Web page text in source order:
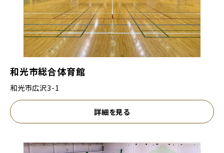
和光市総合体育館
和光市広沢3-1
詳細を見る